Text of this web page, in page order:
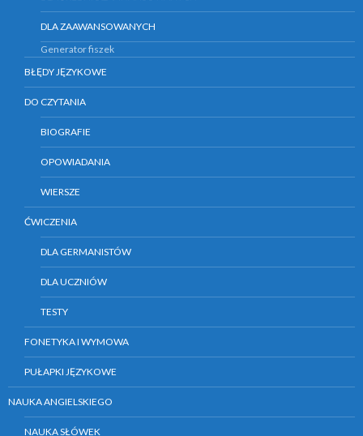
DLA ZAAWANSOWANYCH
Generator fiszek
BŁĘDY JĘZYKOWE
DO CZYTANIA
BIOGRAFIE
OPOWIADANIA
WIERSZE
ĆWICZENIA
DLA GERMANISTÓW
DLA UCZNIÓW
TESTY
FONETYKA I WYMOWA
PUŁAPKI JĘZYKOWE
NAUKA ANGIELSKIEGO
NAUKA SŁÓWEK